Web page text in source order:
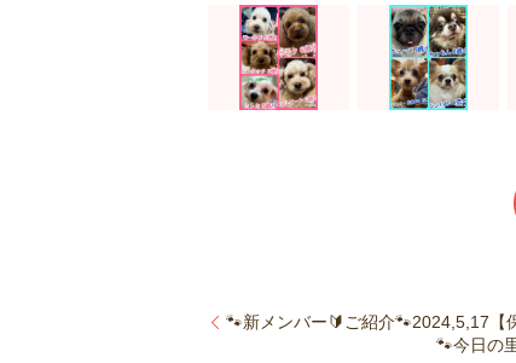
🐾新メンバー🔰ご紹介🐾2024,5,17【
🐾今日の